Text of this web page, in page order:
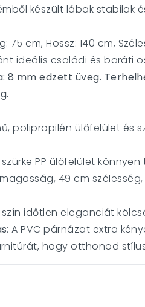
készült lábak stabilak
75 cm, Hossz: 140 cm,
ideális családi és baráti
8 mm edzett üveg.
polipropilén ülőfelület és
szürke PP ülőfelület
49 cm
szín időtlen eleganciát
: A PVC párnázat extra
hogy otthonod